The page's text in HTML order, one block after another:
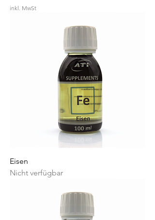
inkl. MwSt
Eisen
Nicht verfügbar